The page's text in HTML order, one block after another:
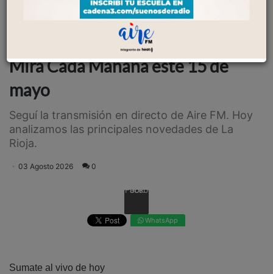
Escuchar artículo
Mirá Cada Mañana este 15 de
mayo
Seguí la transmisión en directo de Aire FM. Hoy
analizamos las principales novedades de La
Rioja.
03 Agosto 2026 0
Facebook
WhatsApp
Sumate al vivo de hoy